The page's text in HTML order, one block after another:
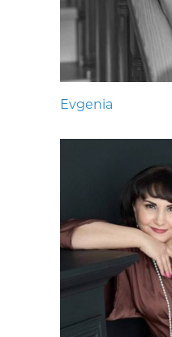
Evgenia